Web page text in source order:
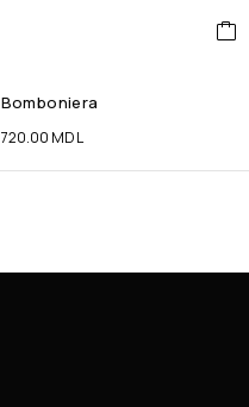
Bomboniera
720.00 MDL